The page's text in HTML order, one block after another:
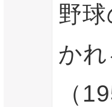
野
か
（